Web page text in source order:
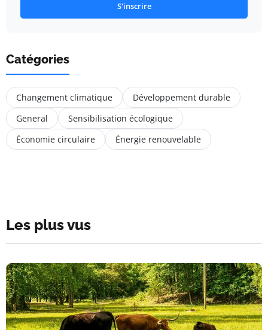
S'inscrire
Catégories
Changement climatique
Développement durable
General
Sensibilisation écologique
Économie circulaire
Énergie renouvelable
Les plus vus